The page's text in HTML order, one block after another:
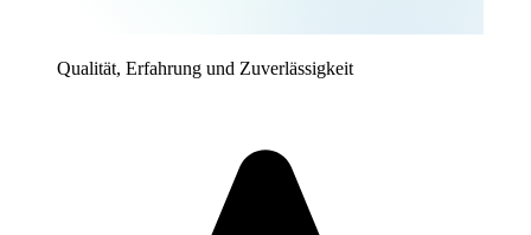
Qualität, Erfahrung und Zuverlässigkeit